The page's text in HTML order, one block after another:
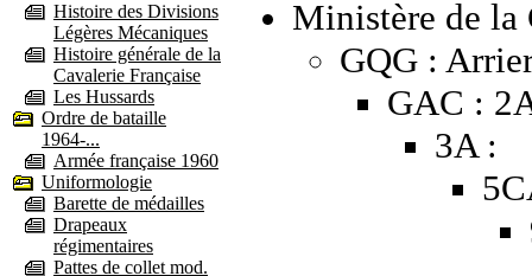
Histoire des Divisions
Légères Mécaniques
Histoire générale de la
Cavalerie Française
Les Hussards
Ordre de bataille
1964-...
Armée française 1960
Uniformologie
Barette de médailles
Drapeaux
régimentaires
Pattes de collet mod.
Ministère de la
GQG :
GAC :
3A :